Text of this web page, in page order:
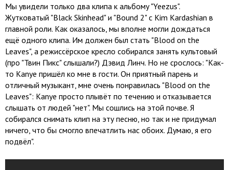
Мы увидели только два клипа к альбому "Yeezus".
Жутковатый "Black Skinhead" и "Bound 2" с Kim Kardashian в
главной роли. Как оказалось, мы вполне могли дождаться
ещё одного клипа. Им должен был стать "Blood on the
Leaves", а режиссёрское кресло собирался занять культовый
(про "Твин Пикс" слышали?) Дэвид Линч. Но не срослось: "Как-
то Kanye пришёл ко мне в гости. Он приятный парень и
отличный музыкант, мне очень понравилась "Blood on the
Leaves": Kanye просто плывёт по течению и отказывается
слышать от людей "нет". Мы сошлись на этой почве. Я
собирался снимать клип на эту песню, но так и не придумал
ничего, что бы смогло впечатлить нас обоих. Думаю, я его
подвёл".